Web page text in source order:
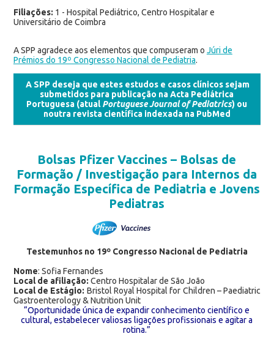
Filiações: 1 - Hospital Pediátrico, Centro Hospitalar e
Universitário de Coimbra
A SPP agradece aos elementos que compuseram o Júri de
Prémios do 19º Congresso Nacional de Pediatria.
A SPP deseja que estes estudos e casos clínicos sejam
submetidos para publicação na Acta Pediátrica
Portuguesa (atualPortuguese Journal of Pediatrics) ou
noutra revista científica indexada na PubMed
Bolsas Pfizer Vaccines – Bolsas de
Formação / Investigação para Internos da
Formação Específica de Pediatria e Jovens
Pediatras
Testemunhos no 19º Congresso Nacional de Pediatria
Nome: Sofia Fernandes
Local de afiliação: Centro Hospitalar de São João
Local de Estágio: Bristol Royal Hospital for Children – Paediatric
Gastroenterology & Nutrition Unit
“Oportunidade única de expandir conhecimento científico e
cultural, estabelecer valiosas ligações profissionais e agitar a
rotina.”